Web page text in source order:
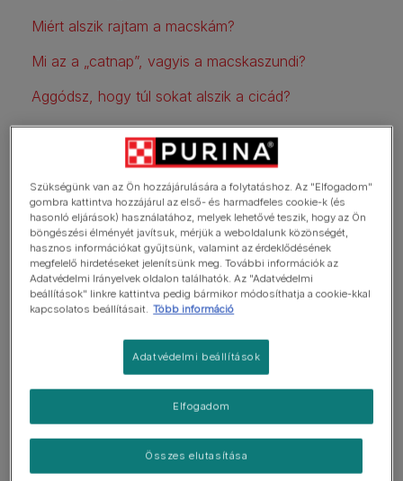
Miért alszik rajtam a macskám?
Mi az a „catnap”, vagyis a macskaszundi?
Aggódsz, hogy túl sokat alszik a cicád?
Mennyit alszanak a cicák?
A macskák átlagosan napi 15 órátalszanak, a
kölyökcicák akár 20 órát is szundikálhatnak egy nap.
Szükségünk van az Ön hozzájárulására a folytatáshoz. Az "Elfogadom"
gombra kattintva hozzájárul az első- és harmadfeles cookie-k (és
hasonló eljárások) használatához, melyek lehetővé teszik, hogy az Ön
böngészési élményét javítsuk, mérjük a weboldalunk közönségét,
hasznos információkat gyűjtsünk, valamint az érdeklődésének
megfelelő hirdetéseket jelenítsünk meg. További információk az
Adatvédelmi Irányelvek oldalon találhatók. Az "Adatvédelmi
beállítások" linkre kattintva pedig bármikor módosíthatja a cookie-kkal
kapcsolatos beállításait. Több információ
Adatvédelmi beállítások
Összes elutasítása
Elfogadom